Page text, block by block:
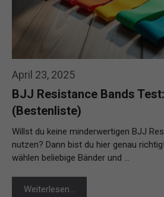
April 23, 2025
BJJ Resistance Bands
(Bestenliste)
Willst du keine minderwertigen BJJ
nutzen? Dann bist du hier genau
wählen beliebige Bänder und …
Weiterlesen…